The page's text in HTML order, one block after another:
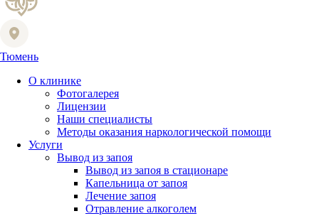
Тюмень
О клинике
Фотогалерея
Лицензии
Наши специалисты
Методы оказания наркологической помощи
Услуги
Вывод из запоя
Вывод из запоя в стационаре
Капельница от запоя
Лечение запоя
Отравление алкоголем